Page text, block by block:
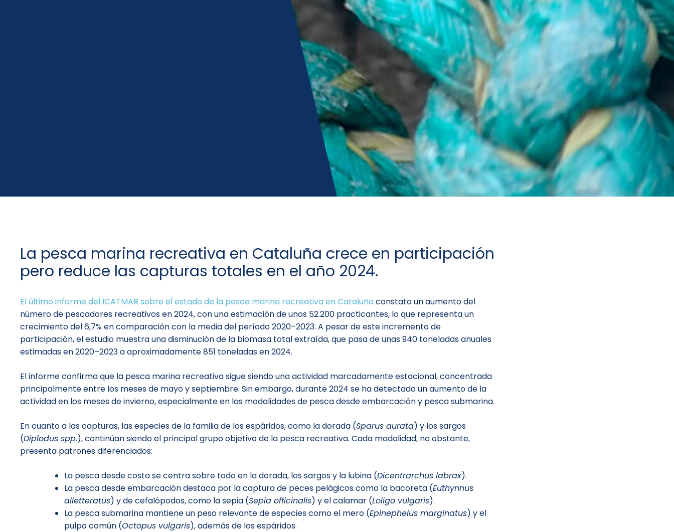
La pesca marina recreativa en Cataluña crece en participación
pero reduce las capturas totales en el año 2024.
El último informe del ICATMAR sobre el estado de la pesca marina recreativa en Cataluñaconstata un aumento del
número de pescadores recreativos en 2024, con una estimación de unos 52.200 practicantes, lo que representa un
crecimiento del 6,7% en comparación con la media del período 2020–2023. A pesar de este incremento de
participación, el estudio muestra una disminución de la biomasa total extraída, que pasa de unas 940 toneladas anuales
estimadas en 2020–2023 a aproximadamente 851 toneladas en 2024.
El informe confirma que la pesca marina recreativa sigue siendo una actividad marcadamente estacional, concentrada
principalmente entre los meses de mayo y septiembre. Sin embargo, durante 2024 se ha detectado un aumento de la
actividad en los meses de invierno, especialmente en las modalidades de pesca desde embarcación y pesca submarina.
En cuanto a las capturas, las especies de la familia de los espáridos, como la dorada (Sparus aurata) y los sargos
(Diplodus spp.), continúan siendo el principal grupo objetivo de la pesca recreativa. Cada modalidad, no obstante,
presenta patrones diferenciados:
La pesca desde costa se centra sobre todo en la dorada, los sargos y la lubina (Dicentrarchus labrax).
La pesca desde embarcación destaca por la captura de peces pelágicos como la bacoreta (Euthynnus
alletteratus) y de cefalópodos, como la sepia (Sepia officinalis) y el calamar (Loligo vulgaris).
La pesca submarina mantiene un peso relevante de especies como el mero (Epinephelus marginatus) y el
pulpo común (Octopus vulgaris), además de los espáridos.